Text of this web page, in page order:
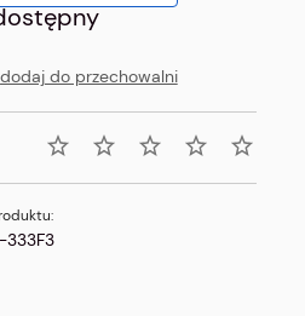
dodaj do przechowalni
333F3